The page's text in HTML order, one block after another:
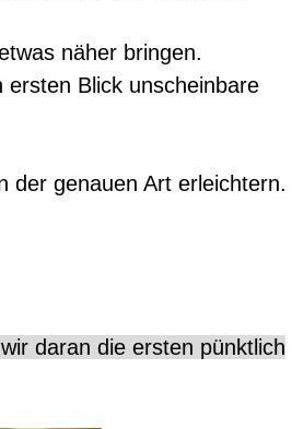
näher bringen.
Blick unscheinbare
der genauen Art erleichtern.
daran die ersten pünktlich